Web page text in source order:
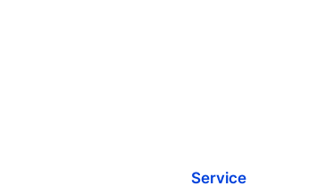
Service